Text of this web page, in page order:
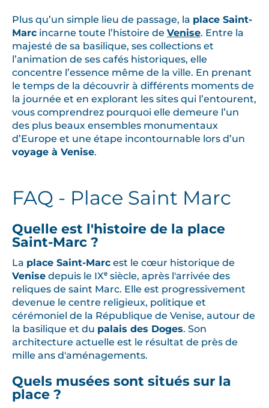
Plus qu’un simple lieu de passage, la place Saint-
Marc incarne toute l’histoire de Venise. Entre la
majesté de sa basilique, ses collections et
l’animation de ses cafés historiques, elle
concentre l’essence même de la ville. En prenant
le temps de la découvrir à différents moments de
la journée et en explorant les sites qui l’entourent,
vous comprendrez pourquoi elle demeure l’un
des plus beaux ensembles monumentaux
d’Europe et une étape incontournable lors d’un
voyage à Venise.
FAQ - Place Saint Marc
Quelle est l'histoire de la place
Saint-Marc ?
La place Saint-Marc est le cœur historique de
Venise depuis le IXᵉ siècle, après l'arrivée des
reliques de saint Marc. Elle est progressivement
devenue le centre religieux, politique et
cérémoniel de la République de Venise, autour de
la basilique et du palais des Doges. Son
architecture actuelle est le résultat de près de
mille ans d'aménagements.
Quels musées sont situés sur la
place ?